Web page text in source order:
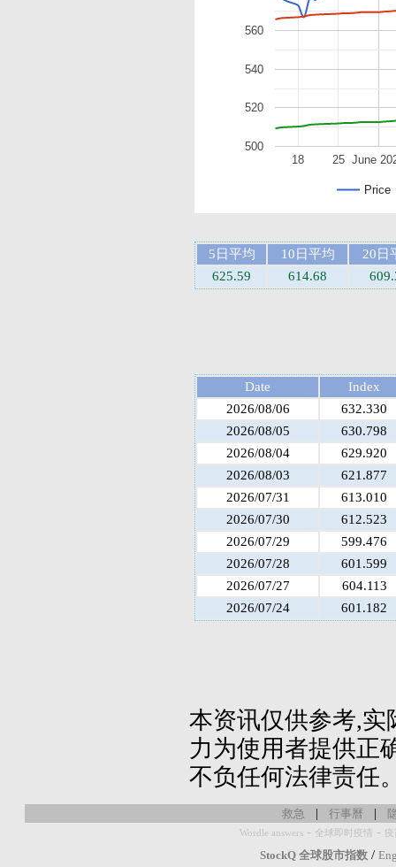
Price
June
18 25
500
520
540
560
5日平均 10日平均
20日
625.59
614.68
Date
Index
2026/08/06
632.330
2026/08/05
630.798
2026/08/04
629.920
2026/08/03
621.877
2026/07/31
613.010
2026/07/30
612.523
2026/07/29
599.476
2026/07/28
601.599
2026/07/27
604.113
2026/07/24
601.182
本资讯仅供参考,实
力为使用者提供正
不负任何法律责任
救急 | 行事曆 |
Wordle answers - 全球即时疫情 -
StockQ 全球股市指数 /